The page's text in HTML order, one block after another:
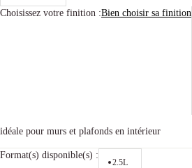
Choisissez votre finition :Bien choisir sa finition
idéale pour murs et plafonds en intérieur
Format(s) disponible(s) :
2.5L